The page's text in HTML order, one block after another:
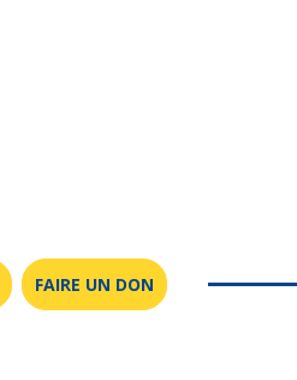
FAIRE UN DON